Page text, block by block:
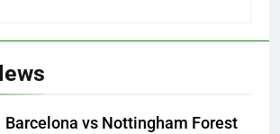
Barcelona vs Nottingham Forest